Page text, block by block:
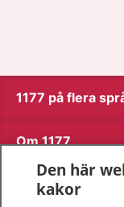
1177 på flera
Om 1177
Kontakt
Den här
kakor